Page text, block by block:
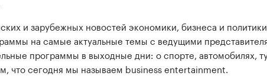
и зарубежных новостей экономики, бизнеса и
на самые актуальные темы с ведущими
программы в выходные дни: о спорте, автомобилях,
что сегодня мы называем business entertainment.